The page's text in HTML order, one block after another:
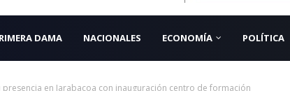
DAMA NACIONALES ECONOMÍA POLÍTICA
presencia en Jarabacoa con inauguración centro de formación